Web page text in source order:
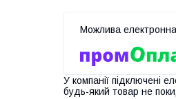
У компанії підключені
будь-який товар не